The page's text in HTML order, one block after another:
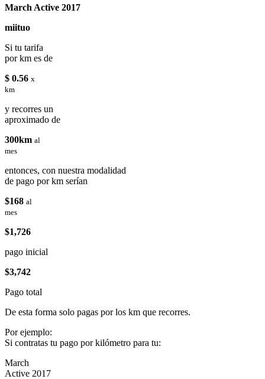
March Active 2017
miituo
Si tu tarifa
por km es de
$ 0.56 x
km
y recorres un
aproximado de
300km al
mes
entonces, con nuestra modalidad
de pago por km serían
$168 al
mes
$1,726
pago inicial
$3,742
Pago total
De esta forma solo pagas por los km que recorres.
Por ejemplo:
Si contratas tu pago por kilómetro para tu:
March
Active 2017